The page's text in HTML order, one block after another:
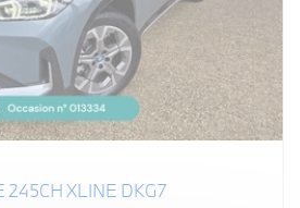
245CH XLINE DKG7